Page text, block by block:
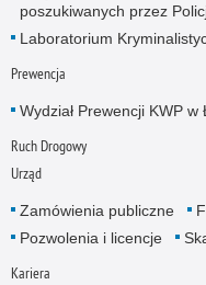
poszukiwanych przez
Laboratorium
Prewencja
Wydział Prewencji KWP w
Ruch Drogowy
Urząd
Zamówienia publiczne
Pozwolenia i licencje
Kariera